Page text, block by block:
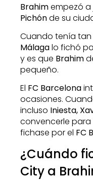
Brahimempezó a
Pichónde su
Cuando tenía tan
Málagalo fichó
y es que Brahim
pequeño.
El FC Barcelona
ocasiones.
incluso Iniesta,
convencerle para
fichase por el FC
¿Cuándo
City a